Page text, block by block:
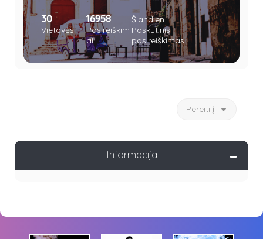
30
Vietovės
16958
Pasireiškim
ai
Šiandien
Paskutinis
pasireiškimas
Pereiti į
Informacija